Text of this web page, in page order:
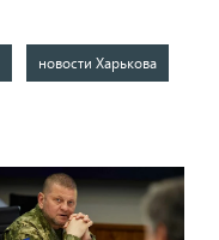
новости Харькова